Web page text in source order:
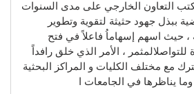
التعاون الخارجي على مدى السنوات
ببذل جهود حثيثة لتقوية وتطوير
، حيث اسهم إسهاماُ فاعلاً في فتح
، الأمر الذي خلق رافداً
مع مختلف الكليات و المراكز البحثية
يناظرها في الجامعات ا